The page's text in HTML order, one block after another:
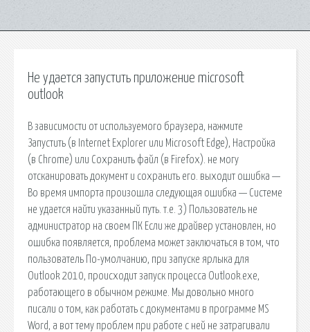
Не удается запустить приложение microsoft
outlook
В зависимости от используемого браузера, нажмите
Запустить (в Internet Explorer или Microsoft Edge), Настройка
(в Chrome) или Сохранить файл (в Firefox). не могу
отсканировать документ и сохранить его. выходит ошибка —
Во время импорта произошла следующая ошибка — Системе
не удается найти указанный путь. т.е. 3) Пользователь не
администратор на своем ПК Если же драйвер установлен, но
ошибка появляется, проблема может заключаться в том, что
пользователь По-умолчанию, при запуске ярлыка для
Outlook 2010, происходит запуск процесса Outlook.exe,
работающего в обычном режиме. Мы довольно много
писали о том, как работать с документами в программе MS
Word, а вот тему проблем при работе с ней не затрагивали